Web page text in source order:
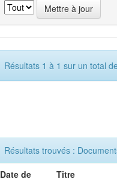
Résultats 1 à 1 sur un total
Résultats trouvés :
Date de
Titre